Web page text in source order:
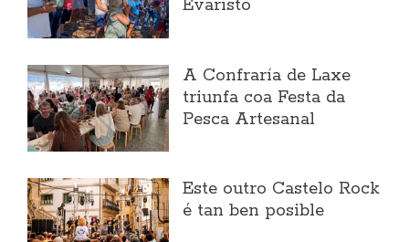
Evaristo
A Confraría de Laxe
triunfa coa Festa da
Pesca Artesanal
Este outro Castelo Rock
é tan ben posible